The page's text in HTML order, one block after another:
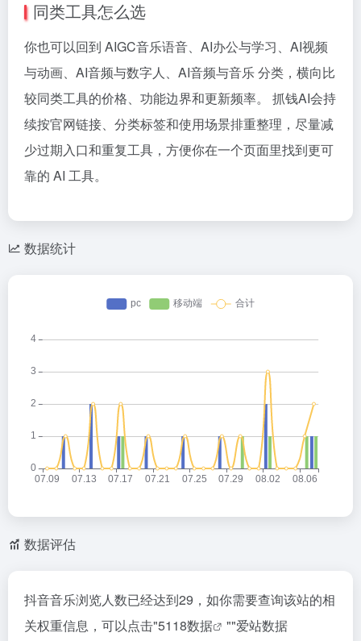
同类工具怎么选
你也可以回到 AIGC音乐语音、AI办公与学习、AI视频
与动画、AI音频与数字人、AI音频与音乐 分类，横向比
较同类工具的价格、功能边界和更新频率。 抓钱AI会持
续按官网链接、分类标签和使用场景排重整理，尽量减
少过期入口和重复工具，方便你在一个页面里找到更可
靠的 AI 工具。
数据统计
数据评估
抖音音乐浏览人数已经达到29，如你需要查询该站的相
关权重信息，可以点击"5118数据 ""爱站数据